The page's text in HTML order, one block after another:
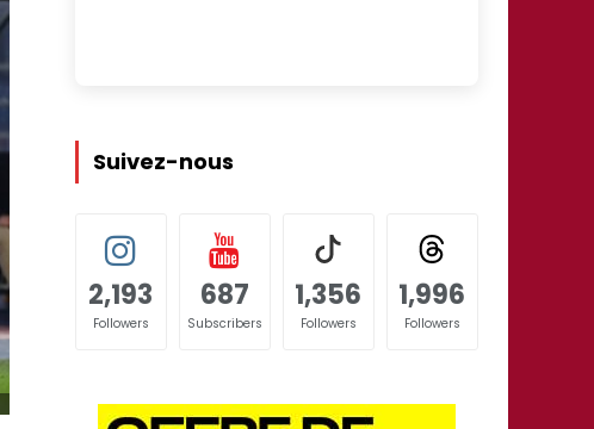
Suivez-nous
2,193
Followers
687
Subscribers
1,356
Followers
1,996
Followers